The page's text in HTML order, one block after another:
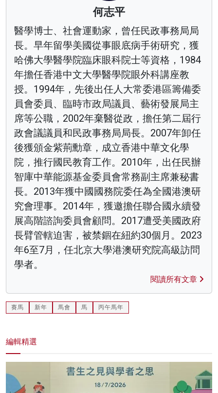
何志平
醫學博士、社會運動家，曾任民政事務局局
長。早年留學美國從事眼底病手術研究，獲
哈佛大學醫學院臨床眼科院士等資格，1984
年擔任香港中文大學醫學院眼外科講座教
授。1994年，先後出任人大常委港區籌備委
員會委員、臨時市政局議員、藝術發展局主
席等公職，2002年棄醫從政，擔任第二屆行
政會議議員和民政事務局局長。2007年卸任
後獲頒金紫荊勳章，成立香港中華文化學
院，推行國民教育工作。2010年，出任民辦
智庫中華能源基金委員會常務副主席兼秘書
長。2013年獲中國國務院委任為全國港澳研
究會理事。2014年，獲邀擔任聯合國永續發
展高階諮詢委員會顧問。2017遭受美國政府
長臂管轄迫害，被禁錮在紐約30個月。2023
年6至7月，任北京大學港澳研究院高級訪問
學者。
閱讀所有文章
賽馬 新年 馬會 馬 丙午馬年
編輯精選